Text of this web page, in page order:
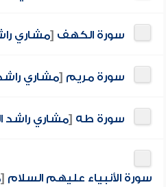
سورة الكهف [مشاري
سورة مريم [مشاري
سورة طه [مشاري راشد
سورة الأنبياء عليهم السلام [